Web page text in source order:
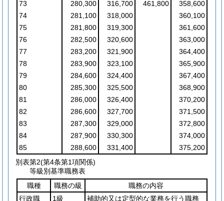
73
280,300 316,700 461,800
358,600
74
281,100 318,000
360,100
75
281,800 319,300
361,600
76
282,500 320,600
363,000
77
283,200 321,900
364,400
78
283,900 323,100
365,900
79
284,600 324,400
367,400
80
285,300 325,500
368,900
81
286,000 326,400
370,200
82
286,600 327,700
371,500
83
287,300 329,000
372,800
84
287,900 330,300
374,000
85
288,600 331,400
375,200
別表第2(第4条第1項関係)
等級別基準職務表
職種
職務の級
職務の内容
行政職
1級 補助的又は定型的な業務を行う職務